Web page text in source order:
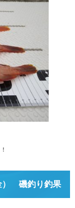
磯釣り釣果